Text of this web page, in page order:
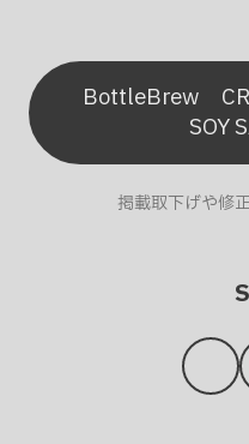
BottleBrew
SOY
掲載取下げや修